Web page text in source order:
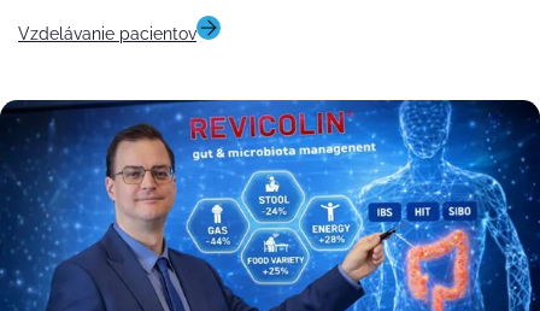
Vzdelávanie pacientov